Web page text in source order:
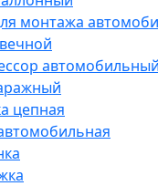
монтажа
автомобильный
цепная